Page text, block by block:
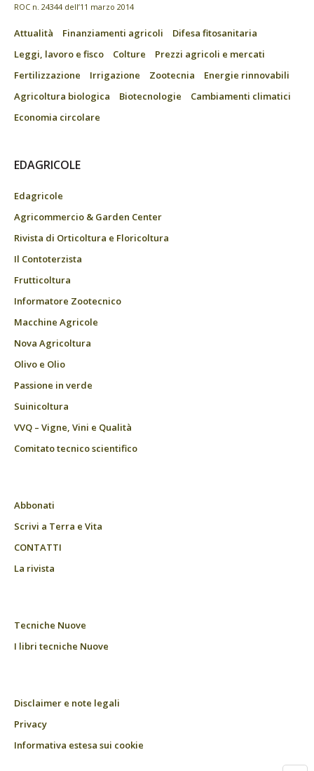
ROC n. 24344 dell’11 marzo 2014
Attualità Finanziamenti agricoli
Difesa fitosanitaria
Leggi, lavoro e fisco
Colture
Prezzi agricoli e mercati
Fertilizzazione
Irrigazione Zootecnia
Energie rinnovabili
Agricoltura biologica
Biotecnologie
Cambiamenti climatici
Economia circolare
EDAGRICOLE
Edagricole
Agricommercio & Garden Center
Rivista di Orticoltura e Floricoltura
Il Contoterzista
Frutticoltura
Informatore Zootecnico
Macchine Agricole
Nova Agricoltura
Olivo e Olio
Passione in verde
Suinicoltura
VVQ – Vigne, Vini e Qualità
Comitato tecnico scientifico
Abbonati
Scrivi a Terra e Vita
CONTATTI
La rivista
Tecniche Nuove
I libri tecniche Nuove
Disclaimer e note legali
Privacy
Informativa estesa sui cookie